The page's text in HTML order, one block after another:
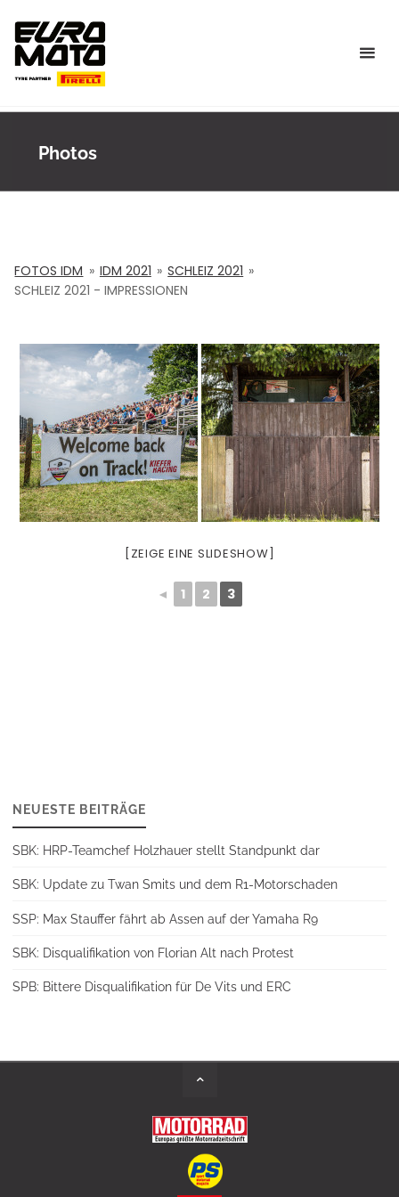
content
Photos
FOTOS IDM » IDM 2021 » SCHLEIZ 2021 »
SCHLEIZ 2021 - IMPRESSIONEN
[ZEIGE EINE SLIDESHOW]
◄ 1 2 3
NEUESTE BEITRÄGE
SBK: HRP-Teamchef Holzhauer stellt Standpunkt dar
SBK: Update zu Twan Smits und dem R1-Motorschaden
SSP: Max Stauffer fährt ab Assen auf der Yamaha R9
SBK: Disqualifikation von Florian Alt nach Protest
SPB: Bittere Disqualifikation für De Vits und ERC
Back